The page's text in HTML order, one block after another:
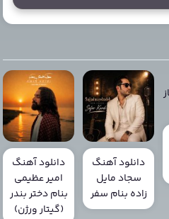
دانلود آهنگ
سجاد مایل
زاده بنام سفر
دانلود آهنگ
امیر عظیمی
بنام دختر بندر
(گیتار ورژن)